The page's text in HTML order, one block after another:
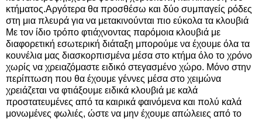
κτήματος.Αργότερα θα προσθέσω και δύο συμπαγείς ρόδες
στη μια πλευρά για να μετακινούνται πιο εύκολα τα κλουβιά
Με τον ίδιο τρόπο φτιάχνοντας παρόμοια κλουβιά με
διαφορετική εσωτερική διάταξη μπορούμε να έχουμε όλα τα
κουνέλια μας διασκορπισμένα μέσα στο κτήμα όλο το χρόνο
χωρίς να χρειαζόμαστε ειδικό στεγασμένο χώρο. Μόνο στην
περίπτωση που θα έχουμε γέννες μέσα στο χειμώνα
χρειάζεται να φτιάξουμε ειδικά κλουβιά με καλά
προστατευμένες από τα καιρικά φαινόμενα και πολύ καλά
μονωμένες φωλιές, ώστε να μην έχουμε απώλειες από το